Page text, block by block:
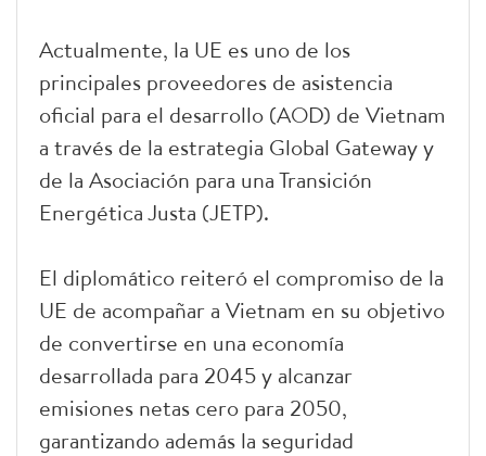
Actualmente, la UE es uno de los
principales proveedores de asistencia
oficial para el desarrollo (AOD) de Vietnam
a través de la estrategia Global Gateway y
de la Asociación para una Transición
Energética Justa (JETP).
El diplomático reiteró el compromiso de la
UE de acompañar a Vietnam en su objetivo
de convertirse en una economía
desarrollada para 2045 y alcanzar
emisiones netas cero para 2050,
garantizando además la seguridad